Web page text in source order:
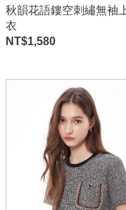
秋韻花語鏤空刺繡無袖
衣
NT$1,580